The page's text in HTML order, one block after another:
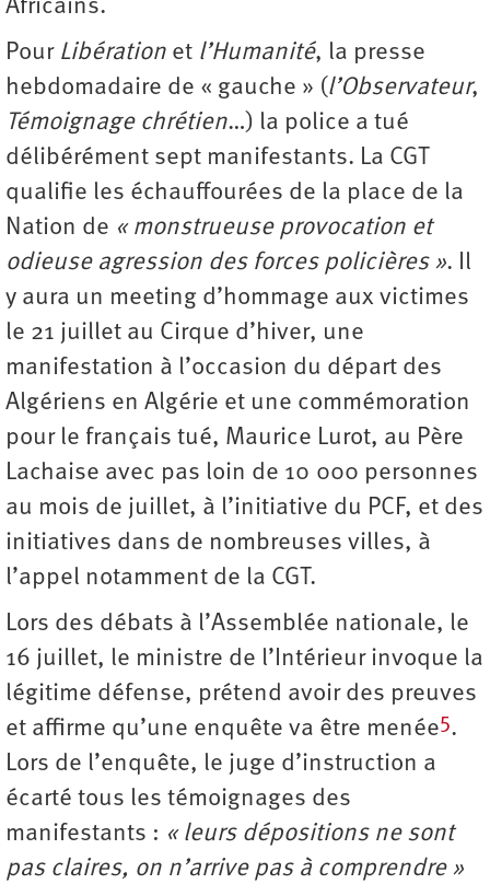
Africains.
Pour Libération et l’Humanité, la presse
hebdomadaire de « gauche » (l’Observateur,
Témoignage chrétien…) la police a tué
délibérément sept manifestants. La CGT
qualifie les échauffourées de la place de la
Nation de « monstrueuse provocation et
odieuse agression des forces policières ». Il
y aura un meeting d’hommage aux victimes
le 21 juillet au Cirque d’hiver, une
manifestation à l’occasion du départ des
Algériens en Algérie et une commémoration
pour le français tué, Maurice Lurot, au Père
Lachaise avec pas loin de 10 000 personnes
au mois de juillet, à l’initiative du PCF, et des
initiatives dans de nombreuses villes, à
l’appel notamment de la CGT.
Lors des débats à l’Assemblée nationale, le
16 juillet, le ministre de l’Intérieur invoque la
légitime défense, prétend avoir des preuves
et affirme qu’une enquête va être menée5.
Lors de l’enquête, le juge d’instruction a
écarté tous les témoignages des
manifestants : « leurs dépositions ne sont
pas claires, on n’arrive pas à comprendre »